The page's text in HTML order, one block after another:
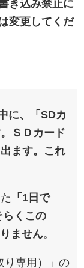
き込み禁止に
変更してくだ
に、「SDカ
ＳＤカード
ます。これ
「1日で
らくこの
ません。
り専用）」の